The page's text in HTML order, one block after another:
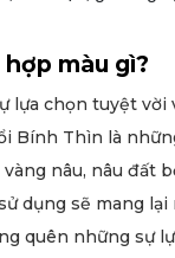
màu gì?
lựa chọn tuyệt vời
Bính Thìn là
nâu, nâu đất
dụng sẽ mang lại
quên những sự